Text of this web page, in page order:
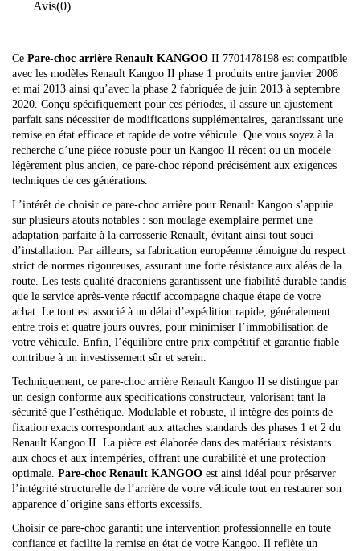
Avis(0)
Ce Pare-choc arrière Renault KANGOO II 7701478198 est compatible
avec les modèles Renault Kangoo II phase 1 produits entre janvier 2008
et mai 2013 ainsi qu’avec la phase 2 fabriquée de juin 2013 à septembre
2020. Conçu spécifiquement pour ces périodes, il assure un ajustement
parfait sans nécessiter de modifications supplémentaires, garantissant une
remise en état efficace et rapide de votre véhicule. Que vous soyez à la
recherche d’une pièce robuste pour un Kangoo II récent ou un modèle
légèrement plus ancien, ce pare-choc répond précisément aux exigences
techniques de ces générations.
L’intérêt de choisir ce pare-choc arrière pour Renault Kangoo s’appuie
sur plusieurs atouts notables : son moulage exemplaire permet une
adaptation parfaite à la carrosserie Renault, évitant ainsi tout souci
d’installation. Par ailleurs, sa fabrication européenne témoigne du respect
strict de normes rigoureuses, assurant une forte résistance aux aléas de la
route. Les tests qualité draconiens garantissent une fiabilité durable tandis
que le service après-vente réactif accompagne chaque étape de votre
achat. Le tout est associé à un délai d’expédition rapide, généralement
entre trois et quatre jours ouvrés, pour minimiser l’immobilisation de
votre véhicule. Enfin, l’équilibre entre prix compétitif et garantie fiable
contribue à un investissement sûr et serein.
Techniquement, ce pare-choc arrière Renault Kangoo II se distingue par
un design conforme aux spécifications constructeur, valorisant tant la
sécurité que l’esthétique. Modulable et robuste, il intègre des points de
fixation exacts correspondant aux attaches standards des phases 1 et 2 du
Renault Kangoo II. La pièce est élaborée dans des matériaux résistants
aux chocs et aux intempéries, offrant une durabilité et une protection
optimale. Pare-choc Renault KANGOO est ainsi idéal pour préserver
l’intégrité structurelle de l’arrière de votre véhicule tout en restaurer son
apparence d’origine sans efforts excessifs.
Choisir ce pare-choc garantit une intervention professionnelle en toute
confiance et facilite la remise en état de votre Kangoo. Il reflète un